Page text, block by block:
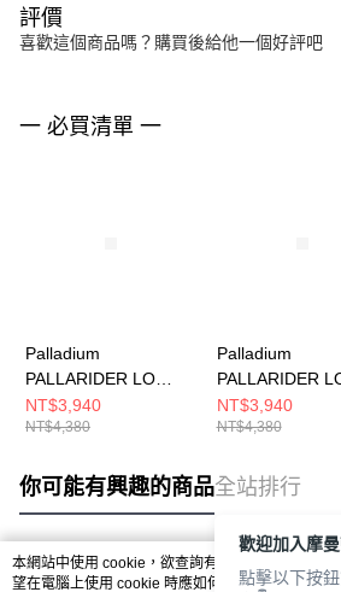
評價
喜歡這個商品嗎？購買後給他一個好評吧
一 必買清單 一
Palladium
PALLARIDER LO
WPA~FULL GREY 男
女 休閒鞋 74344056
NT$3,940
NT$4,380
Palladium
PALLARIDER
WPA~STAR
女 休閒鞋
NT$3,940
NT$4,380
你可能有興趣的商品全站排行
熱門標籤
本網站中使用 cookie，欲查詢有關本網站使用
望在電腦上使用 cookie 時應如何變更電腦的
歡迎加入摩
點擊以下按